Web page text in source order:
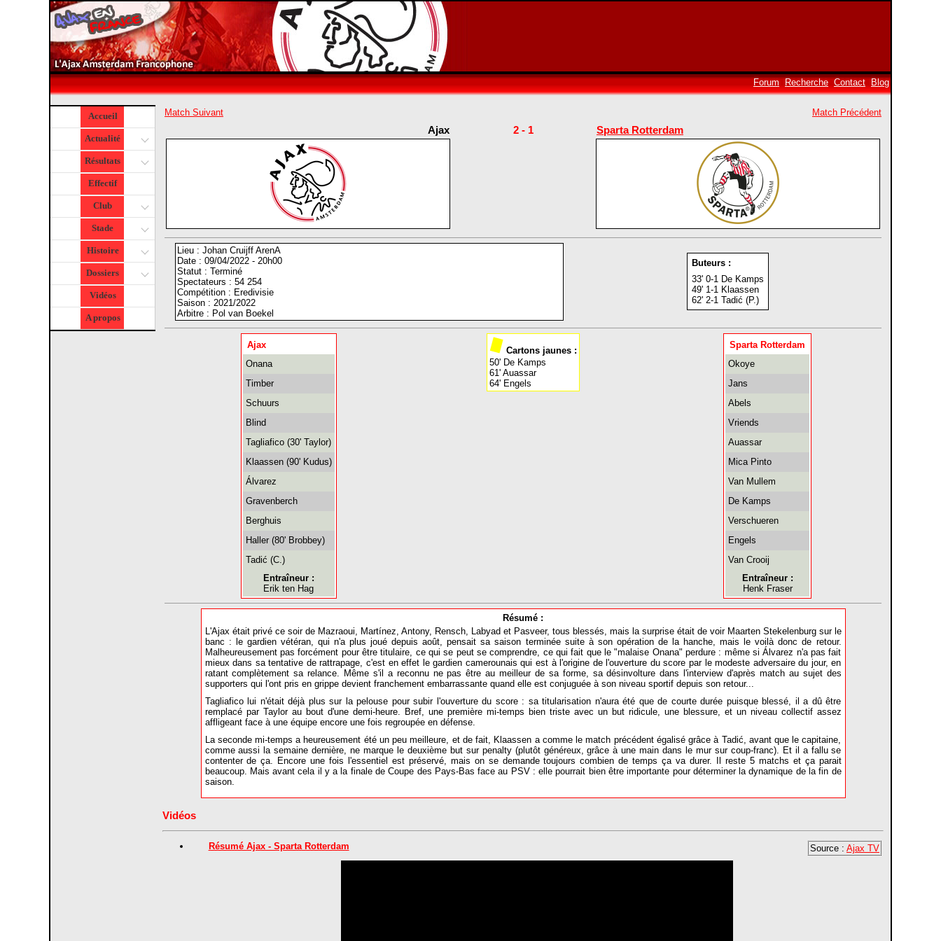
Forum Recherche Contact Blog
Accueil
Actualité
Résultats
Effectif
Club
Stade
Histoire
Dossiers
Vidéos
A propos
Match Suivant Match Précédent
Ajax 2 - 1 Sparta Rotterdam
Lieu : Johan Cruijff ArenA
Date : 09/04/2022 - 20h00
Statut : Terminé
Spectateurs : 54 254
Compétition : Eredivisie
Saison : 2021/2022
Arbitre : Pol van Boekel
Buteurs :
33' 0-1 De Kamps
49' 1-1 Klaassen
62' 2-1 Tadić (P.)
Ajax
Onana
Timber
Schuurs
Blind
Tagliafico (30' Taylor)
Klaassen (90' Kudus)
Álvarez
Gravenberch
Berghuis
Haller (80' Brobbey)
Tadić (C.)
Entraîneur :
Erik ten Hag
Cartons jaunes :
50' De Kamps
61' Auassar
64' Engels
Sparta Rotterdam
Okoye
Jans
Abels
Vriends
Auassar
Mica Pinto
Van Mullem
De Kamps
Verschueren
Engels
Van Crooij
Entraîneur :
Henk Fraser
Résumé :
L'Ajax était privé ce soir de Mazraoui, Martínez, Antony, Rensch, Labyad et Pasveer, tous blessés, mais la surprise était de voir Maarten Stekelenburg sur le
banc : le gardien vétéran, qui n'a plus joué depuis août, pensait sa saison terminée suite à son opération de la hanche, mais le voilà donc de retour.
Malheureusement pas forcément pour être titulaire, ce qui se peut se comprendre, ce qui fait que le "malaise Onana" perdure : même si Álvarez n'a pas fait
mieux dans sa tentative de rattrapage, c'est en effet le gardien camerounais qui est à l'origine de l'ouverture du score par le modeste adversaire du jour, en
ratant complètement sa relance. Même s'il a reconnu ne pas être au meilleur de sa forme, sa désinvolture dans l'interview d'après match au sujet des
supporters qui l'ont pris en grippe devient franchement embarrassante quand elle est conjuguée à son niveau sportif depuis son retour...
Tagliafico lui n'était déjà plus sur la pelouse pour subir l'ouverture du score : sa titularisation n'aura été que de courte durée puisque blessé, il a dû être
remplacé par Taylor au bout d'une demi-heure. Bref, une première mi-temps bien triste avec un but ridicule, une blessure, et un niveau collectif assez
affligeant face à une équipe encore une fois regroupée en défense.
La seconde mi-temps a heureusement été un peu meilleure, et de fait, Klaassen a comme le match précédent égalisé grâce à Tadić, avant que le capitaine,
comme aussi la semaine dernière, ne marque le deuxième but sur penalty (plutôt généreux, grâce à une main dans le mur sur coup-franc). Et il a fallu se
contenter de ça. Encore une fois l'essentiel est préservé, mais on se demande toujours combien de temps ça va durer. Il reste 5 matchs et ça parait
beaucoup. Mais avant cela il y a la finale de Coupe des Pays-Bas face au PSV : elle pourrait bien être importante pour déterminer la dynamique de la fin de
saison.
Vidéos
Source : Ajax TV
Résumé Ajax - Sparta Rotterdam